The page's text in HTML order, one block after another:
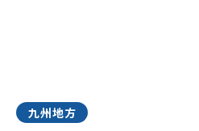
九州地方